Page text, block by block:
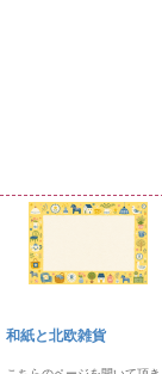
和紙と北欧雑貨